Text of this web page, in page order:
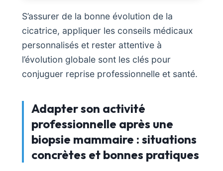
S’assurer de la bonne évolution de la
cicatrice, appliquer les conseils médicaux
personnalisés et rester attentive à
l’évolution globale sont les clés pour
conjuguer reprise professionnelle et santé.
Adapter son activité
professionnelle après une
biopsie mammaire : situations
concrètes et bonnes pratiques